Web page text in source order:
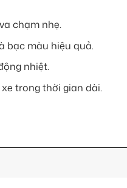
chạm nhẹ.
bạc màu hiệu quả.
nhiệt.
trong thời gian dài.